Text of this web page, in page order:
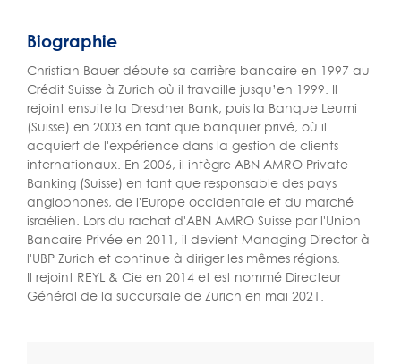
Biographie
Christian Bauer débute sa carrière bancaire en 1997 au
Crédit Suisse à Zurich où il travaille jusqu’en 1999. Il
rejoint ensuite la Dresdner Bank, puis la Banque Leumi
(Suisse) en 2003 en tant que banquier privé, où il
acquiert de l'expérience dans la gestion de clients
internationaux. En 2006, il intègre ABN AMRO Private
Banking (Suisse) en tant que responsable des pays
anglophones, de l'Europe occidentale et du marché
israélien. Lors du rachat d'ABN AMRO Suisse par l'Union
Bancaire Privée en 2011, il devient Managing Director à
l'UBP Zurich et continue à diriger les mêmes régions.
Il rejoint REYL & Cie en 2014 et est nommé Directeur
Général de la succursale de Zurich en mai 2021.